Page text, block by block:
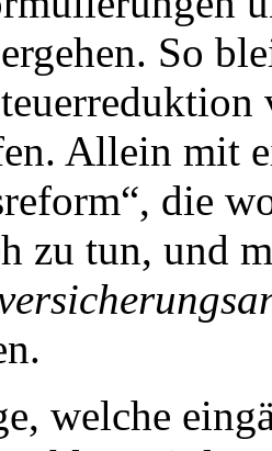
So
Allein mit
die
zu tun, und
welche